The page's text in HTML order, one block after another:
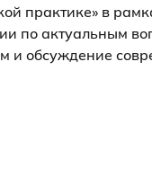
практике» в
по актуальным
и обсуждение